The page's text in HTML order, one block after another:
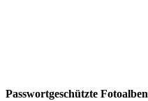
Passwortgeschützte Fotoalben